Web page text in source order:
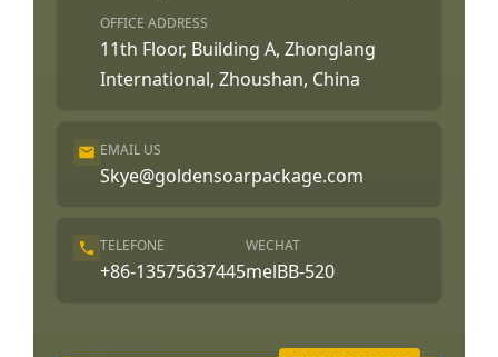
OFFICE ADDRESS
11th Floor, Building A, Zhonglang
International, Zhoushan, China
EMAIL US
Skye@goldensoarpackage.com
TELEFONE
+86-13575637445
WECHAT
melBB-520